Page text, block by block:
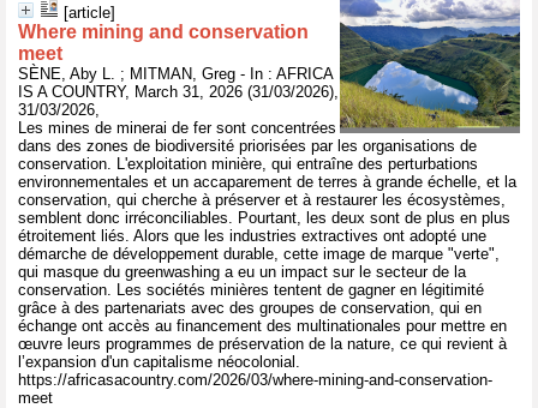
[article]
Where mining and conservation
meet
SÈNE, Aby L. ; MITMAN, Greg - In : AFRICA
IS A COUNTRY, March 31, 2026 (31/03/2026),
31/03/2026,
Les mines de minerai de fer sont concentrées
dans des zones de biodiversité priorisées par les organisations de
conservation. L'exploitation minière, qui entraîne des perturbations
environnementales et un accaparement de terres à grande échelle, et la
conservation, qui cherche à préserver et à restaurer les écosystèmes,
semblent donc irréconciliables. Pourtant, les deux sont de plus en plus
étroitement liés. Alors que les industries extractives ont adopté une
démarche de développement durable, cette image de marque "verte",
qui masque du greenwashing a eu un impact sur le secteur de la
conservation. Les sociétés minières tentent de gagner en légitimité
grâce à des partenariats avec des groupes de conservation, qui en
échange ont accès au financement des multinationales pour mettre en
œuvre leurs programmes de préservation de la nature, ce qui revient à
l’expansion d'un capitalisme néocolonial.
https://africasacountry.com/2026/03/where-mining-and-conservation-
meet